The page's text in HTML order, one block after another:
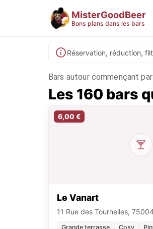
MisterGoodBeer
Bons plans dans les bars
Réservation, réduction,
Bars autour commençant par
Les 160 bars
6,00 €
Le Vanart
11 Rue des Tournelles,
Grande terrasse Cosy